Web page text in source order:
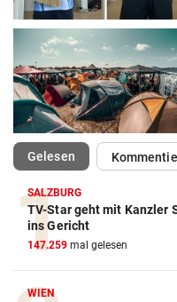
Gelesen(ausgewählt)
SALZBURG
TV-Star geht mit Kanzler
ins Gericht
147.259 mal gelesen
WIEN